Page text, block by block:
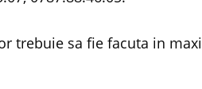
trebuie sa fie facuta in